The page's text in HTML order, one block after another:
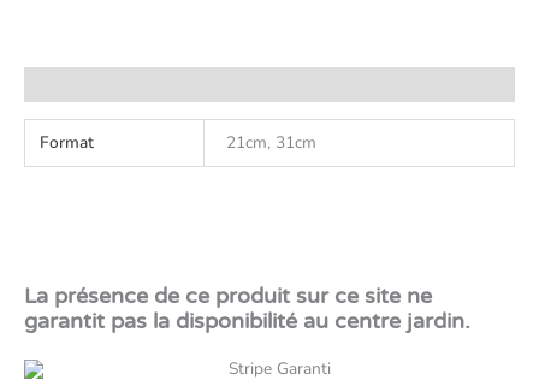
Format 21cm, 31cm
La présence de ce produit sur ce site ne
garantit pas la disponibilité au centre jardin.